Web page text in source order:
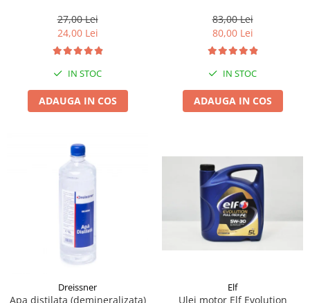
27,00 Lei
24,00 Lei
IN STOC
ADAUGA IN COS
83,00 Lei
80,00 Lei
IN STOC
ADAUGA IN COS
Dreissner
Apa distilata (demineralizata)
Elf
Ulei motor Elf Evolution